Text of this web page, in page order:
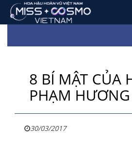
8 BÍ MẬT CỦA
PHẠM HƯƠNG
30/03/2017